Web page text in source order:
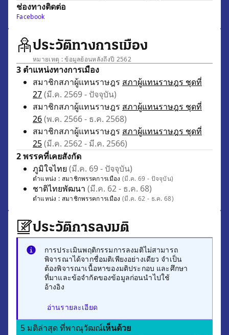
ช่องทางติดต่อ
Facebook
ประวัติทางการเมือง
หมายเหตุ : ข้อมูลย้อนหลังถึงปี 2562
3 ตำแหน่งทางการเมือง
สมาชิกสภาผู้แทนราษฎร สภาผู้แทนราษฎร ชุดที่
27(มี.ค. 2569 - ปัจจุบัน)
สมาชิกสภาผู้แทนราษฎร สภาผู้แทนราษฎร ชุดที่
26(พ.ค. 2566 - ธ.ค. 2568)
สมาชิกสภาผู้แทนราษฎร สภาผู้แทนราษฎร ชุดที่
25(มี.ค. 2562 - มี.ค. 2566)
2 พรรคที่เคยสังกัด
ภูมิใจไทย (มี.ค. 69 - ปัจจุบัน)
ตำแหน่ง : สมาชิกพรรคการเมือง(มี.ค. 69 - ปัจจุบัน)
ชาติไทยพัฒนา (มี.ค. 62 - ธ.ค. 68)
ตำแหน่ง : สมาชิกพรรคการเมือง(มี.ค. 62 - ธ.ค. 68)
ประวัติการลงมติ
การประเมินพฤติกรรมการลงมติไม่สามารถ
พิจารณาได้จากชื่อมติเพียงอย่างเดียว จำเป็น
ต้องพิจารณาเนื้อหาของมติประกอบ และศึกษา
ที่มาและข้อจำกัดของข้อมูลก่อนนำไปใช้
อ้างอิง
อ่านรายละเอียด
5 มติล่าสุด ที่พาณุวัฒณ์เห็นด้วย